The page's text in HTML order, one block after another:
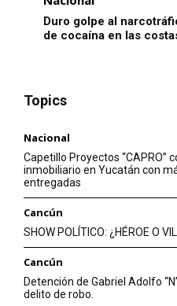
Duro golpe al
de cocaína en las
Topics
Nacional
Capetillo Proyectos “CAPRO”
inmobiliario en Yucatán con
entregadas
Cancún
SHOW POLÍTICO: ¿HÉROE O
Cancún
Detención de Gabriel Adolfo
delito de robo.